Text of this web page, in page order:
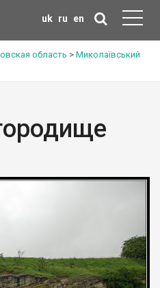
uk ru en
область > Миколаївський